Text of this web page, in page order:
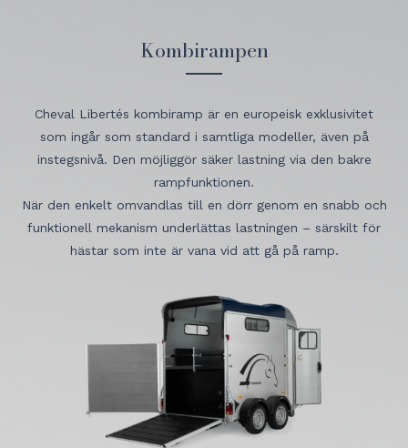
Kombirampen
Cheval Libertés kombiramp är en europeisk exklusivitet
som ingår som standard i samtliga modeller, även på
instegsnivå. Den möjliggör säker lastning via den bakre
rampfunktionen.
När den enkelt omvandlas till en dörr genom en snabb och
funktionell mekanism underlättas lastningen – särskilt för
hästar som inte är vana vid att gå på ramp.